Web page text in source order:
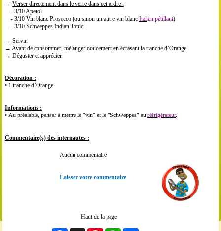
→ Verser directement dans le verre dans cet ordre :
- 3/10 Aperol
- 3/10 Vin blanc Prosecco (ou sinon un autre vin blanc Italien pétillant)
- 3/10 Schweppes Indian Tonic
→ Servir.
→ Avant de consommer, mélanger doucement en écrasant la tranche d’Orange.
→ Déguster et apprécier.
Décoration :
• 1 tranche d’Orange.
Informations :
• Au préalable, penser à mettre le "vin" et le "Schweppes" au réfrigérateur.
Commentaire(s) des internautes :
Aucun commentaire
Laisser votre commentaire
Haut de la page